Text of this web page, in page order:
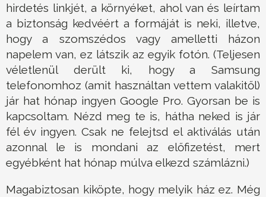
hirdetés linkjét, a környéket, ahol van és leírtam
a biztonság kedvéért a formáját is neki, illetve,
hogy a szomszédos vagy amelletti házon
napelem van, ez látszik az egyik fotón. (Teljesen
véletlenül derült ki, hogy a Samsung
telefonomhoz (amit használtan vettem valakitől)
jár hat hónap ingyen Google Pro. Gyorsan be is
kapcsoltam. Nézd meg te is, hátha neked is jár
fél év ingyen. Csak ne felejtsd el aktiválás után
azonnal le is mondani az előfizetést, mert
egyébként hat hónap múlva elkezd számlázni.)
Magabiztosan kiköpte, hogy melyik ház ez. Még